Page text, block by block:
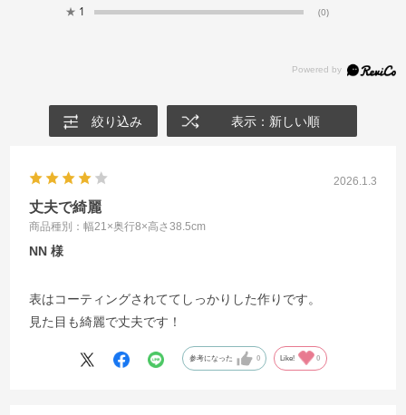
★ 1 (0)
絞り込み 表示：新しい順
2026.1.3
丈夫で綺麗
商品種別：幅21×奥行8×高さ38.5cm
NN
表はコーティングされててしっかりした作りです。
見た目も綺麗で丈夫です！
参考になった 0 Like! 0